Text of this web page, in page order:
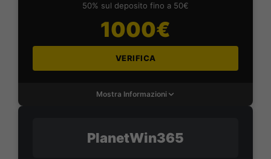
50% sul deposito fino a 50€
1000€
VERIFICA
Mostra Informazioni
PlanetWin365